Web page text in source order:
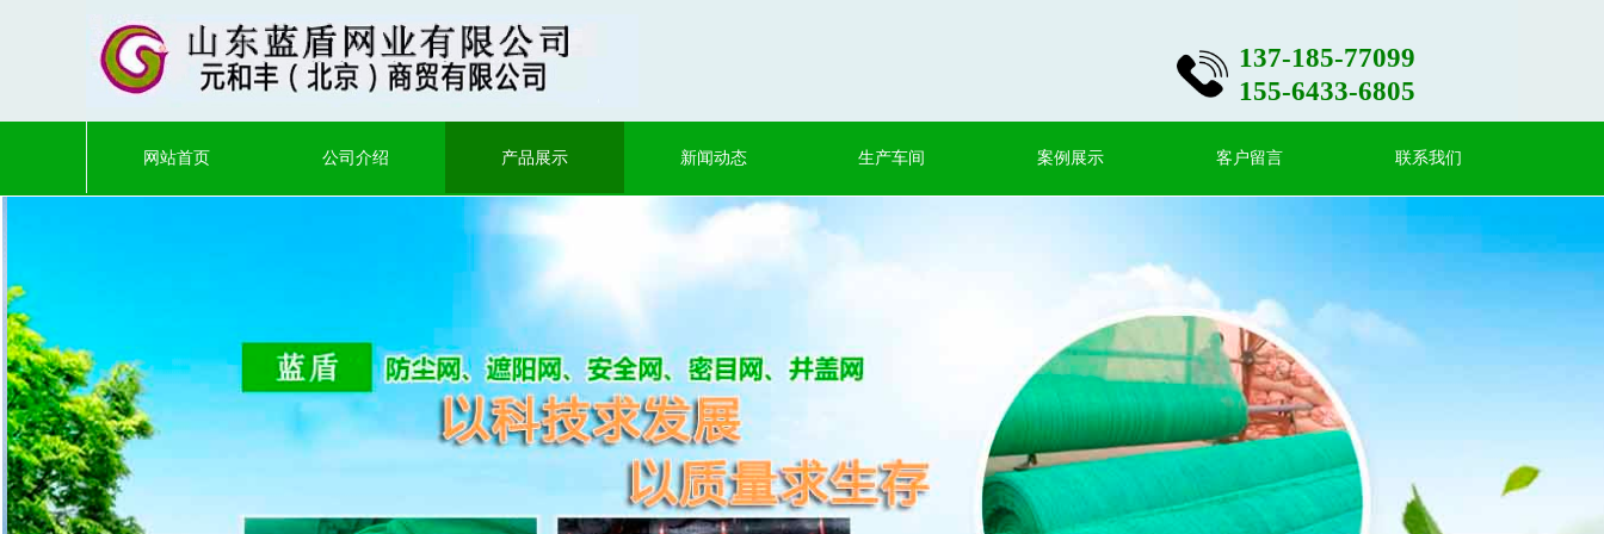
137-185-77099
155-6433-6805
网站首页 公司介绍 产品展示 新闻动态 生产车间 案例展示 客户留言 联系我们